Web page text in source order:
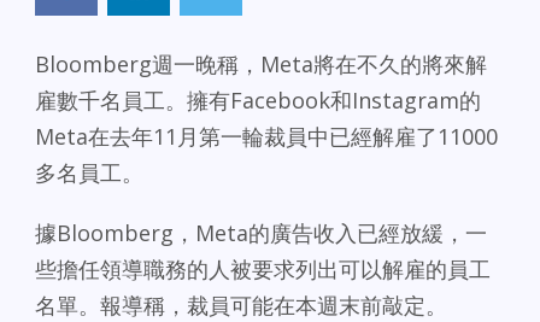
Bloomberg週一晚稱，Meta將在不久的將來解
雇數千名員工。擁有Facebook和Instagram的
Meta在去年11月第一輪裁員中已經解雇了11000
多名員工。
據Bloomberg，Meta的廣告收入已經放緩，一
些擔任領導職務的人被要求列出可以解雇的員工
名單。報導稱，裁員可能在本週末前敲定。